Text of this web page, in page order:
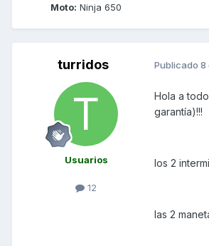
Moto: Ninja 650
turridos
Usuarios
12
Publicado 8
Hola a
garantía)!!!
los 2
las 2